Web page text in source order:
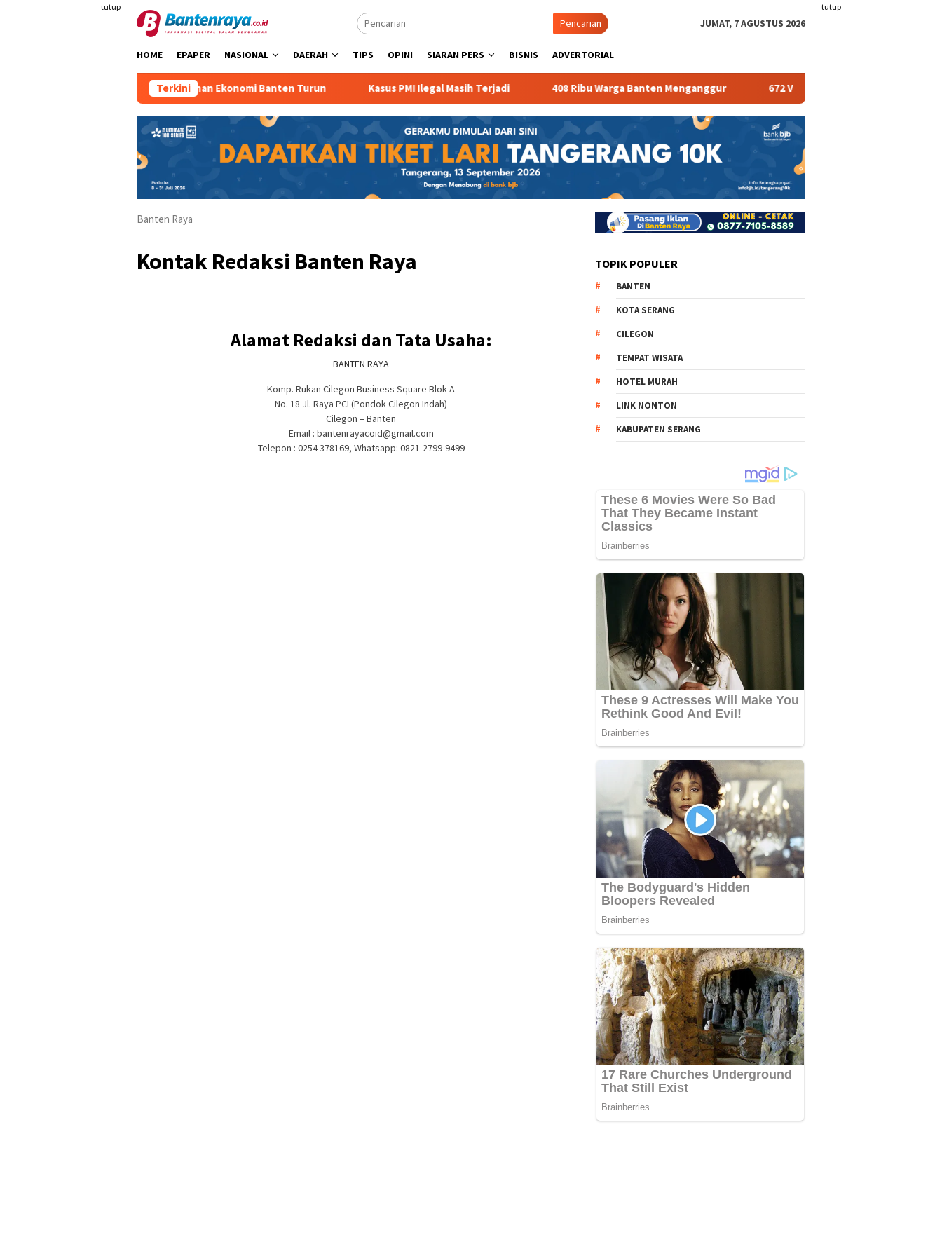
tutup tutup
Pencarian JUMAT, 7 AGUSTUS 2026
HOME EPAPER NASIONAL DAERAH TIPS OPINI SIARAN PERS BISNIS ADVERTORIAL
Terkini
Pertumbuhan Ekonomi Banten Turun Kasus PMI Ilegal Masih Terjadi 408 Ribu Warga Banten Menganggur 672 Vape Store Terancam Tutup
Banten Raya
Kontak Redaksi Banten Raya
Alamat Redaksi dan Tata Usaha:
BANTEN RAYA
Komp. Rukan Cilegon Business Square Blok A
No. 18 Jl. Raya PCI (Pondok Cilegon Indah)
Cilegon – Banten
Email : bantenrayacoid@gmail.com
Telepon : 0254 378169, Whatsapp: 0821-2799-9499
TOPIK POPULER
BANTEN
KOTA SERANG
CILEGON
TEMPAT WISATA
HOTEL MURAH
LINK NONTON
KABUPATEN SERANG